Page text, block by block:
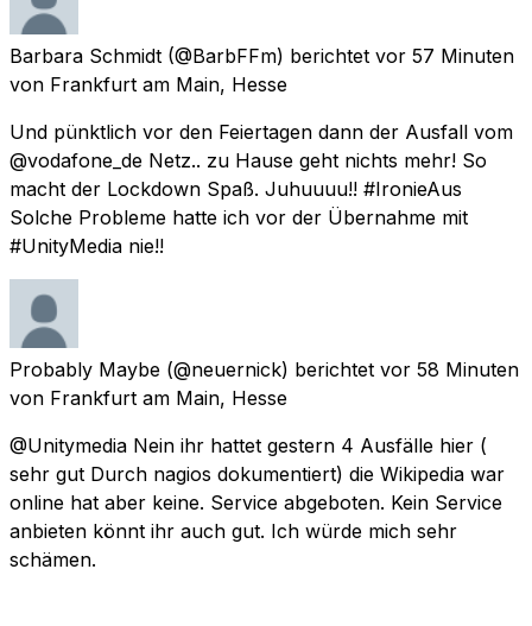
Barbara Schmidt (@BarbFFm) berichtet vor 57 Minuten
von Frankfurt am Main, Hesse
Und pünktlich vor den Feiertagen dann der Ausfall vom
@vodafone_de Netz.. zu Hause geht nichts mehr! So
macht der Lockdown Spaß. Juhuuuu!! #IronieAus
Solche Probleme hatte ich vor der Übernahme mit
#UnityMedia nie!!
Probably Maybe (@neuernick) berichtet vor 58 Minuten
von Frankfurt am Main, Hesse
@Unitymedia Nein ihr hattet gestern 4 Ausfälle hier (
sehr gut Durch nagios dokumentiert) die Wikipedia war
online hat aber keine. Service abgeboten. Kein Service
anbieten könnt ihr auch gut. Ich würde mich sehr
schämen.